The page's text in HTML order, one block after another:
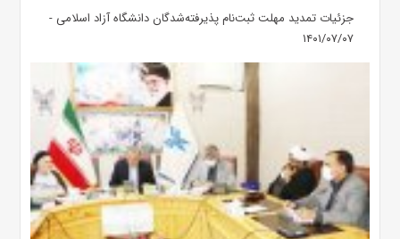
جزئیات تمدید مهلت ثبت‌نام پذیرفته‌شدگان دانشگاه آزاد اسلامی -
۱۴۰۱/۰۷/۰۷